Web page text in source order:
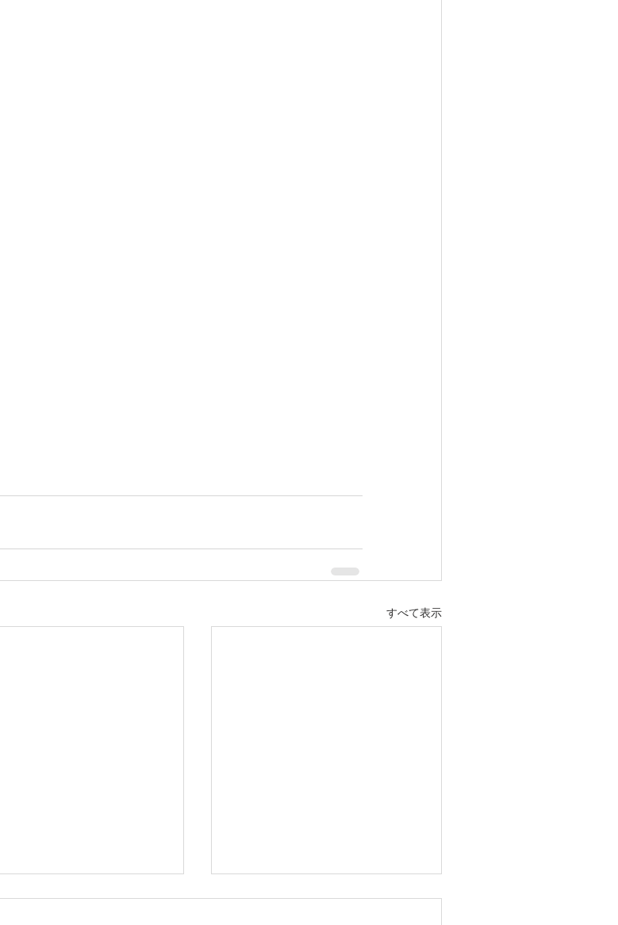
すべて表示